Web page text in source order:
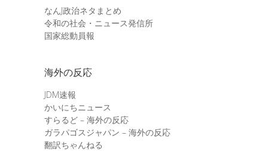
なんJ政治ネタまとめ
令和の社会・ニュース発信所
国家総動員報
海外の反応
JDM速報
かいにちニュース
すらるど – 海外の反応
ガラパゴスジャパン – 海外の反応
翻訳ちゃんねる